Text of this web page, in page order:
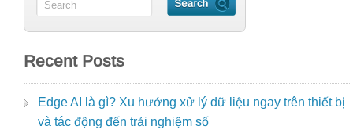
Recent Posts
Edge AI là gì? Xu hướng xử lý dữ liệu ngay trên thiết bị
và tác động đến trải nghiệm số